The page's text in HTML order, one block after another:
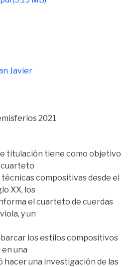
Javier
2021
titulación tiene como objetivo
cuarteto
compositivas desde el
XX, los
el cuarteto de cuerdas
y un
los estilos compositivos
una
hacer una investigación de las